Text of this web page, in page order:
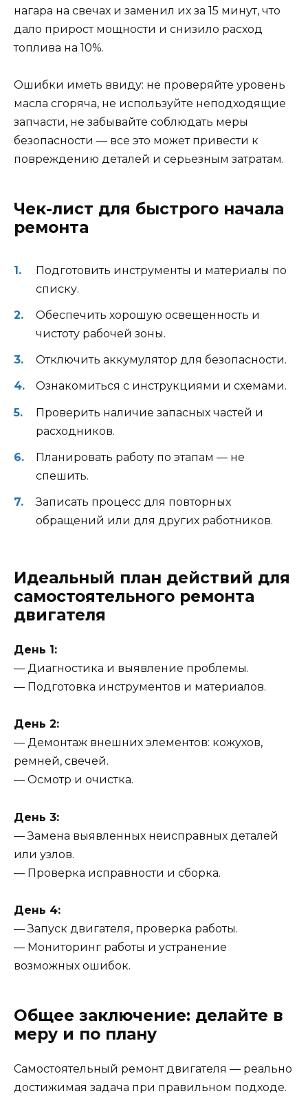
нагара на свечах и заменил их за 15 минут, что
дало прирост мощности и снизило расход
топлива на 10%.
Ошибки иметь ввиду: не проверяйте уровень
масла сгоряча, не используйте неподходящие
запчасти, не забывайте соблюдать меры
безопасности — все это может привести к
повреждению деталей и серьезным затратам.
Чек-лист для быстрого начала
ремонта
Подготовить инструменты и материалы по
списку.
Обеспечить хорошую освещенность и
чистоту рабочей зоны.
Отключить аккумулятор для безопасности.
Ознакомиться с инструкциями и схемами.
Проверить наличие запасных частей и
расходников.
Планировать работу по этапам — не
спешить.
Записать процесс для повторных
обращений или для других работников.
Идеальный план действий для
самостоятельного ремонта
двигателя
День 1:
— Диагностика и выявление проблемы.
— Подготовка инструментов и материалов.
День 2:
— Демонтаж внешних элементов: кожухов,
ремней, свечей.
— Осмотр и очистка.
День 3:
— Замена выявленных неисправных деталей
или узлов.
— Проверка исправности и сборка.
День 4:
— Запуск двигателя, проверка работы.
— Мониторинг работы и устранение
возможных ошибок.
Общее заключение: делайте в
меру и по плану
Самостоятельный ремонт двигателя — реально
достижимая задача при правильном подходе.